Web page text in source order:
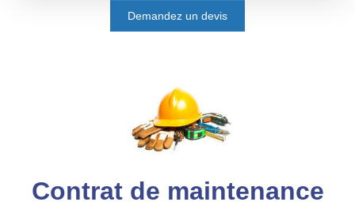
Demandez un devis
Contrat de maintenance